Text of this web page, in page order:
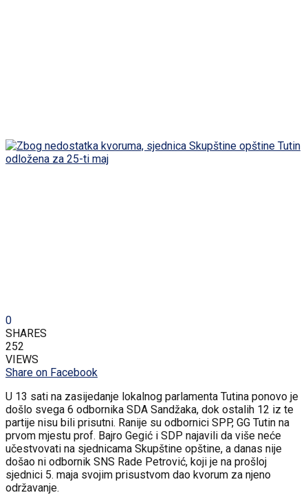
0
SHARES
252
VIEWS
Share on Facebook
U 13 sati na zasijedanje lokalnog parlamenta Tutina ponovo je
došlo svega 6 odbornika SDA Sandžaka, dok ostalih 12 iz te
partije nisu bili prisutni. Ranije su odbornici SPP, GG Tutin na
prvom mjestu prof. Bajro Gegić i SDP najavili da više neće
učestvovati na sjednicama Skupštine opštine, a danas nije
došao ni odbornik SNS Rade Petrović, koji je na prošloj
sjednici 5. maja svojim prisustvom dao kvorum za njeno
održavanje.